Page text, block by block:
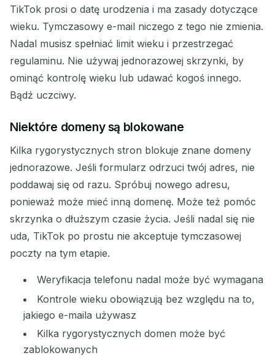
TikTok prosi o datę urodzenia i ma zasady dotyczące
wieku. Tymczasowy e-mail niczego z tego nie zmienia.
Nadal musisz spełniać limit wieku i przestrzegać
regulaminu. Nie używaj jednorazowej skrzynki, by
ominąć kontrolę wieku lub udawać kogoś innego.
Bądź uczciwy.
Niektóre domeny są blokowane
Kilka rygorystycznych stron blokuje znane domeny
jednorazowe. Jeśli formularz odrzuci twój adres, nie
poddawaj się od razu. Spróbuj nowego adresu,
ponieważ może mieć inną domenę. Może też pomóc
skrzynka o dłuższym czasie życia. Jeśli nadal się nie
uda, TikTok po prostu nie akceptuje tymczasowej
poczty na tym etapie.
Weryfikacja telefonu nadal może być wymagana
Kontrole wieku obowiązują bez względu na to,
jakiego e-maila używasz
Kilka rygorystycznych domen może być
zablokowanych